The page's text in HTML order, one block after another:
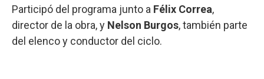
Participó del programa junto a Félix Correa,
director de la obra, y Nelson Burgos, también parte
del elenco y conductor del ciclo.